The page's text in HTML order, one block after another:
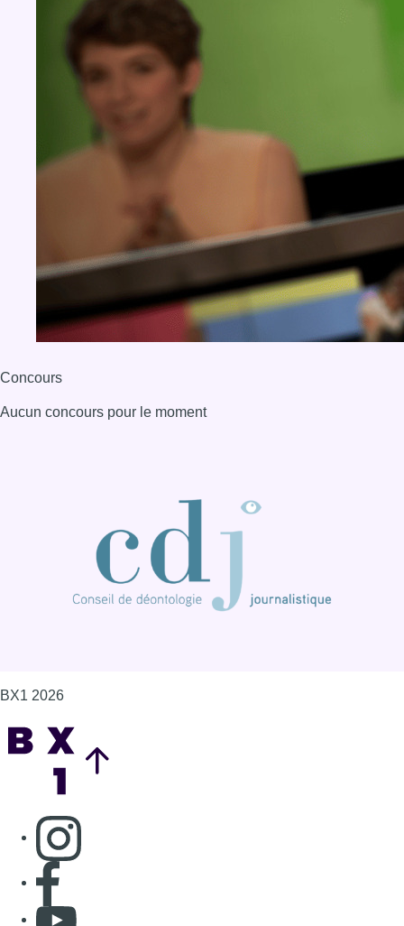
Concours
Aucun concours pour le moment
BX1 2026
Consulter page Instagram
Consulter page Facebook
Consulter Youtube